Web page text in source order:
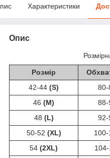
Характеристики
Опис
Розмір
42-44 (S) 80-
46 (M) 88-
48 (L) 92-
50-52 (XL)
54 (2XL)